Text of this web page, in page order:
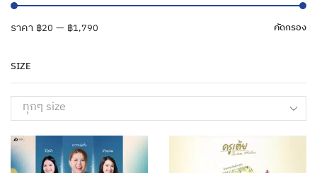
คัดกรอง
ราคา ฿20 — ฿1,790
SIZE
ทุกๆ size